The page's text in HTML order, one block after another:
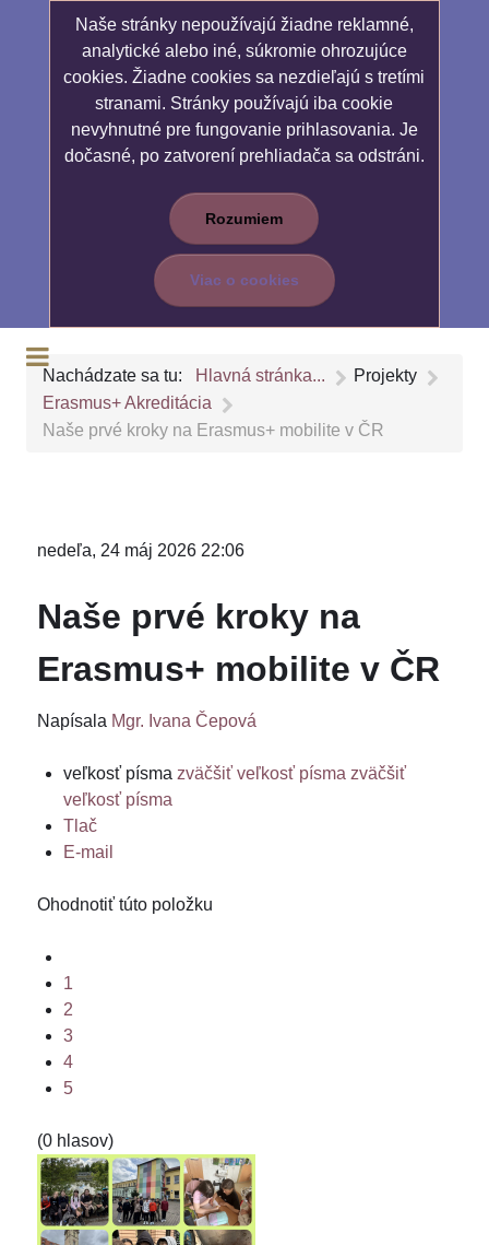
Naše stránky nepoužívajú žiadne reklamné,
analytické alebo iné, súkromie ohrozujúce
cookies. Žiadne cookies sa nezdieľajú s tretími
stranami. Stránky používajú iba cookie
nevyhnutné pre fungovanie prihlasovania. Je
dočasné, po zatvorení prehliadača sa odstráni.
Rozumiem
Viac o cookies
Nachádzate sa tu: Hlavná stránka...
Projekty
Erasmus+ Akreditácia
Naše prvé kroky na Erasmus+ mobilite v ČR
nedeľa, 24 máj 2026 22:06
Naše prvé kroky na
Erasmus+ mobilite v ČR
Napísala Mgr. Ivana Čepová
veľkosť písma zväčšiť veľkosť písma zväčšiť
veľkosť písma
Tlač
E-mail
Ohodnotiť túto položku
1
2
3
4
5
(0 hlasov)